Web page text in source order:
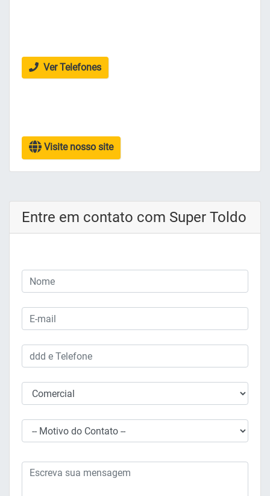
Ver Telefones
Visite nosso site
Entre em contato com Super Toldo